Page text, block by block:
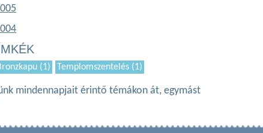
(1) Templomszentelés (1)
mindennapjait érintő témákon át, egymást